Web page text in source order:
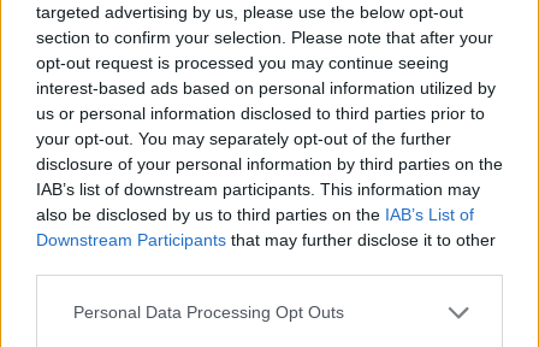
targeted advertising by us, please use the below opt-out
section to confirm your selection. Please note that after your
opt-out request is processed you may continue seeing
interest-based ads based on personal information utilized by
us or personal information disclosed to third parties prior to
your opt-out. You may separately opt-out of the further
disclosure of your personal information by third parties on the
IAB’s list of downstream participants. This information may
also be disclosed by us to third parties on the IAB’s List of
Downstream Participants that may further disclose it to other
Personal Data Processing Opt Outs
nemhogy egy tökéletesen
lezárt történetet kellett
folytatniuk, hanem egy
olyan játékot is kellett
írniuk, ami minden téren
felülmúlja az eredetit.